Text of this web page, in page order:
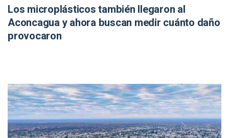
Los microplásticos también llegaron al
Aconcagua y ahora buscan medir cuánto daño
provocaron